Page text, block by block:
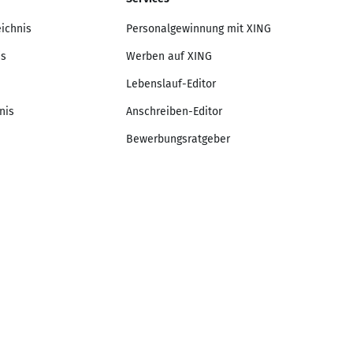
Personalgewinnung mit XING
Werben auf XING
Lebenslauf-Editor
Anschreiben-Editor
Bewerbungsratgeber